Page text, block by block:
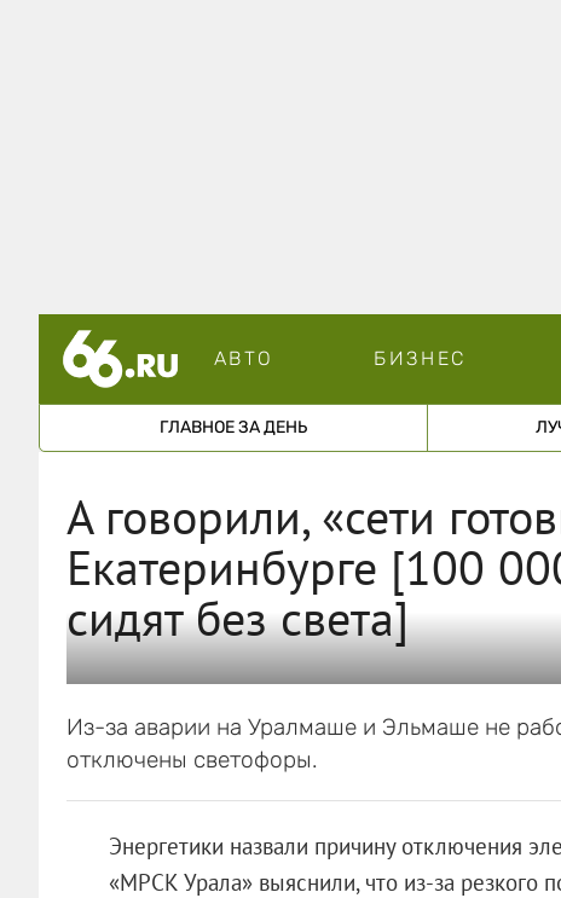
АВТО БИЗНЕС
ГЛАВНОЕ ЗА ДЕНЬ
А говорили, «сети
Екатеринбурге [100
сидят без света]
Из-за аварии на Уралмаше и Эльмаше не
отключены светофоры.
Энергетики назвали причину отключения
«МРСК Урала» выяснили, что из-за резкого